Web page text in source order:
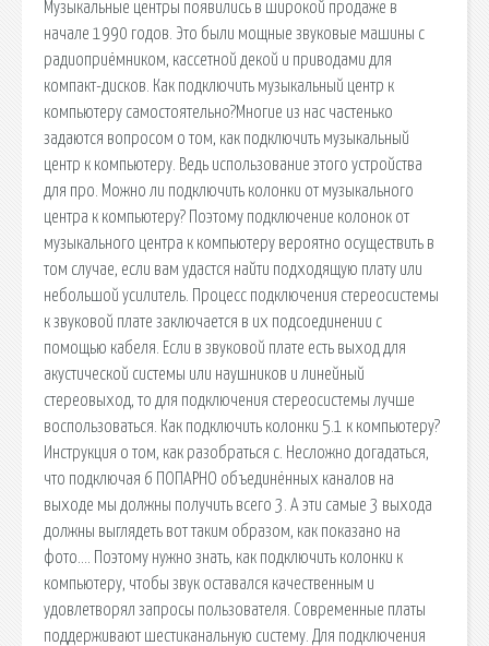
Музыкальные центры появились в широкой продаже в
начале 1990 годов. Это были мощные звуковые машины с
радиоприёмником, кассетной декой и приводами для
компакт-дисков. Как подключить музыкальный центр к
компьютеру самостоятельно?Многие из нас частенько
задаются вопросом о том, как подключить музыкальный
центр к компьютеру. Ведь использование этого устройства
для про. Можно ли подключить колонки от музыкального
центра к компьютеру? Поэтому подключение колонок от
музыкального центра к компьютеру вероятно осуществить в
том случае, если вам удастся найти подходящую плату или
небольшой усилитель. Процесс подключения стереосистемы
к звуковой плате заключается в их подсоединении с
помощью кабеля. Если в звуковой плате есть выход для
акустической системы или наушников и линейный
стереовыход, то для подключения стереосистемы лучше
воспользоваться. Как подключить колонки 5.1 к компьютеру?
Инструкция о том, как разобраться с. Несложно догадаться,
что подключая 6 ПОПАРНО объединённых каналов на
выходе мы должны получить всего 3. А эти самые 3 выхода
должны выглядеть вот таким образом, как показано на
фото…. Поэтому нужно знать, как подключить колонки к
компьютеру, чтобы звук оставался качественным и
удовлетворял запросы пользователя. Современные платы
поддерживают шестиканальную систему. Для подключения